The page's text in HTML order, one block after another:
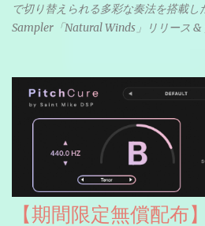
で切り替えられる多彩な奏法を搭載
Sampler「Natural Winds」リリース &
【期間限定無償配布